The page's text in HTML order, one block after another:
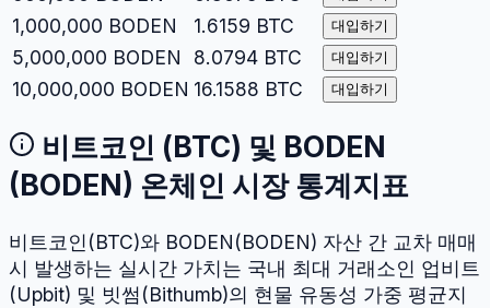
1,000,000 BODEN 1.6159 BTC 대입하기
5,000,000 BODEN 8.0794 BTC 대입하기
10,000,000 BODEN 16.1588 BTC 대입하기
비트코인 ( BTC) 및 BODEN
( BODEN ) 온체인 시장 통계지표
비트코인 (BTC)와 BODEN(BODEN) 자산 간 교차 매매
시 발생하는 실시간 가치는 국내 최대 거래소인 업비트
(Upbit) 및 빗썸(Bithumb)의 현물 유동성 가중 평균지